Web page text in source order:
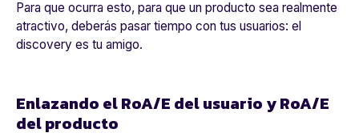
Para que ocurra esto, para que un producto sea realmente
atractivo, deberás pasar tiempo con tus usuarios: el
discovery es tu amigo.
Enlazando el RoA/E del usuario y RoA/E
del producto